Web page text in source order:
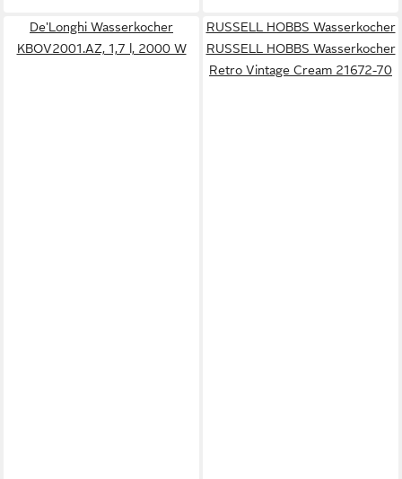
De'Longhi Wasserkocher
KBOV2001.AZ, 1,7 l, 2000 W
RUSSELL HOBBS Wasserkocher
RUSSELL HOBBS Wasserkocher
Retro Vintage Cream 21672-70